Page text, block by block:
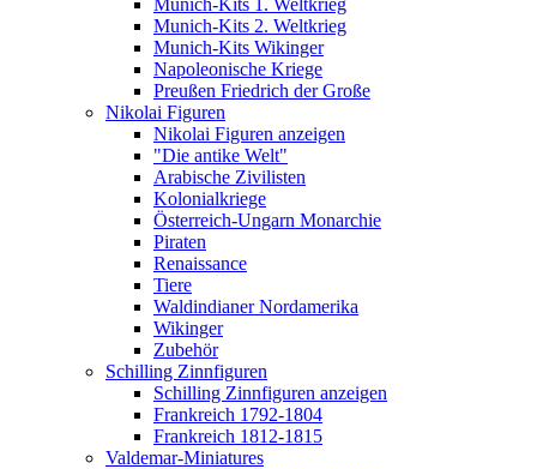
Munich-Kits 1. Weltkrieg
Munich-Kits 2. Weltkrieg
Munich-Kits Wikinger
Napoleonische Kriege
Preußen Friedrich der Große
Nikolai Figuren
Nikolai Figuren anzeigen
"Die antike Welt"
Arabische Zivilisten
Kolonialkriege
Österreich-Ungarn Monarchie
Piraten
Renaissance
Tiere
Waldindianer Nordamerika
Wikinger
Zubehör
Schilling Zinnfiguren
Schilling Zinnfiguren anzeigen
Frankreich 1792-1804
Frankreich 1812-1815
Valdemar-Miniatures